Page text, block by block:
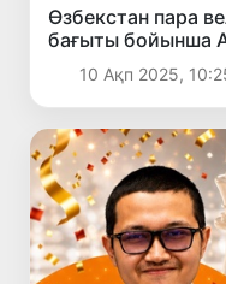
Өзбекстан пара
бағыты бойынша
теңдессіз болды
10 Ақп 2025,